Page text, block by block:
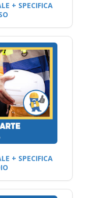
+ SPECIFICA
+ SPECIFICA